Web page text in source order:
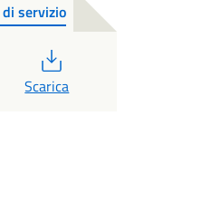
servizio
Scarica